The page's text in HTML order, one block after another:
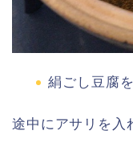
絹ごし豆腐
途中にアサリを入